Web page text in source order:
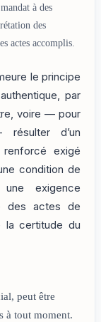
à des
des
actes accomplis.
le principe
par
voire — pour
résulter d’un
exigé
condition de
exigence
des actes de
la certitude du
peut être
à tout moment.